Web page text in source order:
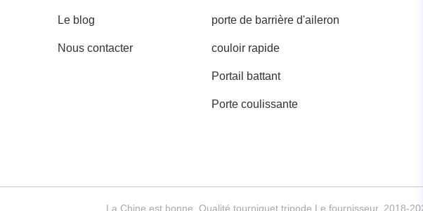
Le blog
Nous contacter
porte de barrière d'aileron
couloir rapide
Portail battant
Porte coulissante
La Chine est bonne. Qualité tourniquet tripode Le fournisseur. 2018-